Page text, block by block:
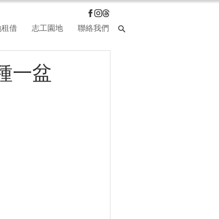
借 志工園地 聯絡我們
一盆